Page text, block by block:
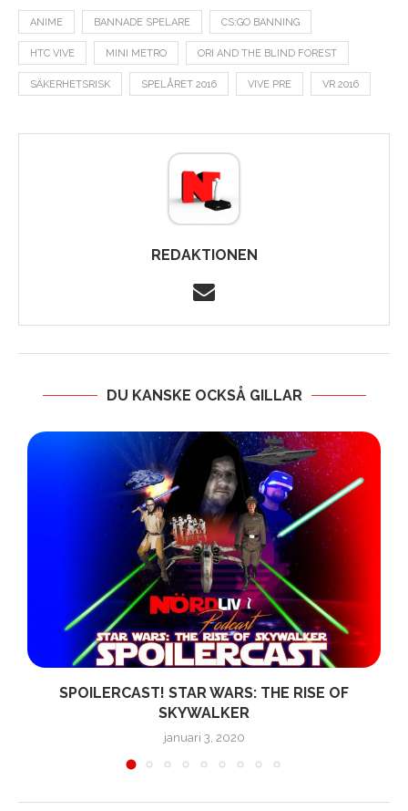
ANIME BANNADE SPELARE CS:GO BANNING
HTC VIVE MINI METRO ORI AND THE BLIND FOREST
SÄKERHETSRISK SPELÅRET 2016 VIVE PRE VR 2016
REDAKTIONEN
DU KANSKE OCKSÅ GILLAR
SPOILERCAST! STAR WARS: THE RISE OF
SKYWALKER
januari 3, 2020